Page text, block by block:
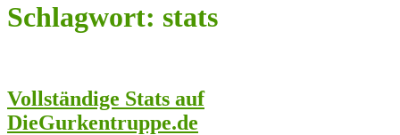
Schlagwort: stats
Vollständige Stats auf
DieGurkentruppe.de